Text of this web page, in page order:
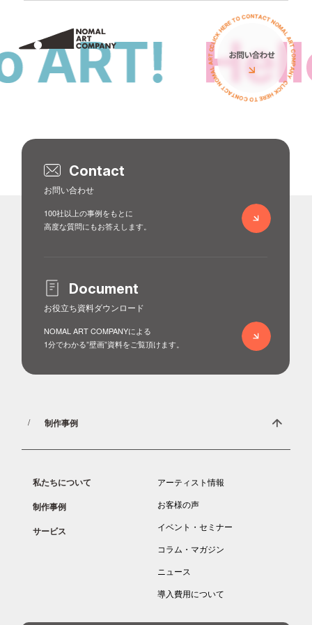
ミューラル（壁画）
アートイベント
ワークショップ
私たちについて
ニュース
イベント
イベント
お問い合わせ
Contact
お問い合わせ
100社以上の事例をもとに
高度な質問にもお答えします。
Document
お役立ち資料ダウンロード
NOMAL ART COMPANYによる
1分でわかる”壁画”資料をご覧頂けます。
制作事例
私たちについて
制作事例
サービス
アーティスト情報
お客様の声
イベント・セミナー
コラム・マガジン
ニュース
導入費用について